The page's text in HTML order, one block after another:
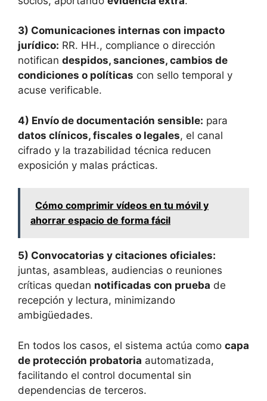
3) Comunicaciones internas con impacto
jurídico: RR. HH., compliance o dirección
notifican despidos, sanciones, cambios de
condiciones o políticas con sello temporal y
acuse verificable.
4) Envío de documentación sensible: para
datos clínicos, fiscales o legales, el canal
cifrado y la trazabilidad técnica reducen
exposición y malas prácticas.
Cómo comprimir vídeos en tu móvil y
ahorrar espacio de forma fácil
5) Convocatorias y citaciones oficiales:
juntas, asambleas, audiencias o reuniones
críticas quedan notificadas con prueba de
recepción y lectura, minimizando
ambigüedades.
En todos los casos, el sistema actúa como capa
de protección probatoria automatizada,
facilitando el control documental sin
dependencias de terceros.